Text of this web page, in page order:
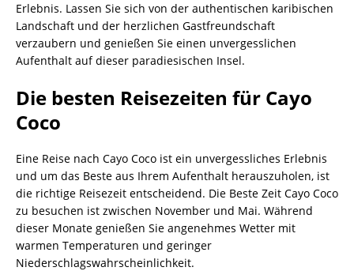
Erlebnis. Lassen Sie sich von der authentischen karibischen
Landschaft und der herzlichen Gastfreundschaft
verzaubern und genießen Sie einen unvergesslichen
Aufenthalt auf dieser paradiesischen Insel.
Die besten Reisezeiten für Cayo
Coco
Eine Reise nach Cayo Coco ist ein unvergessliches Erlebnis
und um das Beste aus Ihrem Aufenthalt herauszuholen, ist
die richtige Reisezeit entscheidend. Die Beste Zeit Cayo Coco
zu besuchen ist zwischen November und Mai. Während
dieser Monate genießen Sie angenehmes Wetter mit
warmen Temperaturen und geringer
Niederschlagswahrscheinlichkeit.